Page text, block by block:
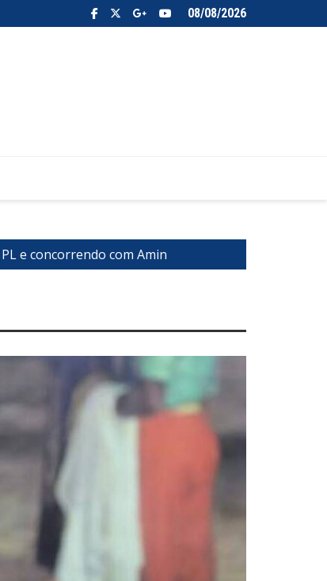
08/08/2026
e concorrendo com Amin